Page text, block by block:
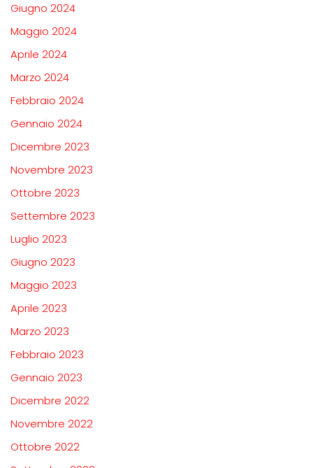
Giugno 2024
Maggio 2024
Aprile 2024
Marzo 2024
Febbraio 2024
Gennaio 2024
Dicembre 2023
Novembre 2023
Ottobre 2023
Settembre 2023
Luglio 2023
Giugno 2023
Maggio 2023
Aprile 2023
Marzo 2023
Febbraio 2023
Gennaio 2023
Dicembre 2022
Novembre 2022
Ottobre 2022